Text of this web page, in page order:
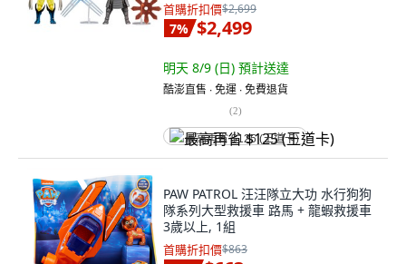
首購折扣價$2,699
7% $2,499
明天 8/9 (日) 預計送達
酷澎直售 ∙ 免運 ∙ 免費退貨
(2)
最高再省 $125 (王道卡)
PAW PATROL 汪汪隊立大功 水行狗狗
隊系列大型救援車 路馬 + 龍蝦救援車
3歲以上, 1組
首購折扣價$863